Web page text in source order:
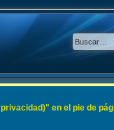
en el pie de